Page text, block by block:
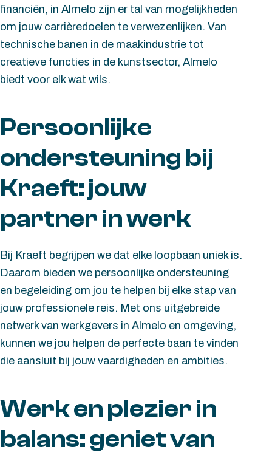
financiën, in Almelo zijn er tal van mogelijkheden
om jouw carrièredoelen te verwezenlijken. Van
technische banen in de maakindustrie tot
creatieve functies in de kunstsector, Almelo
biedt voor elk wat wils.
Persoonlijke
ondersteuning bij
Kraeft: jouw
partner in werk
Bij Kraeft begrijpen we dat elke loopbaan uniek is.
Daarom bieden we persoonlijke ondersteuning
en begeleiding om jou te helpen bij elke stap van
jouw professionele reis. Met ons uitgebreide
netwerk van werkgevers in Almelo en omgeving,
kunnen we jou helpen de perfecte baan te vinden
die aansluit bij jouw vaardigheden en ambities.
Werk en plezier in
balans: geniet van